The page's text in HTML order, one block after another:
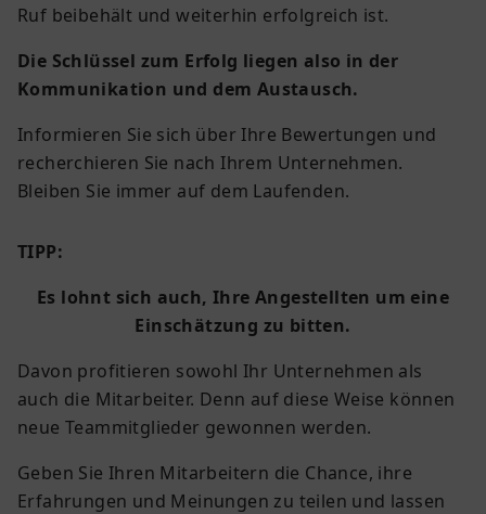
Ruf beibehält und weiterhin erfolgreich ist.
Die Schlüssel zum Erfolg liegen also in der
Kommunikation und dem Austausch.
Informieren Sie sich über Ihre Bewertungen und
recherchieren Sie nach Ihrem Unternehmen.
Bleiben Sie immer auf dem Laufenden.
TIPP:
Es lohnt sich auch, Ihre Angestellten um eine
Einschätzung zu bitten.
Davon profitieren sowohl Ihr Unternehmen als
auch die Mitarbeiter. Denn auf diese Weise können
neue Teammitglieder gewonnen werden.
Geben Sie Ihren Mitarbeitern die Chance, ihre
Erfahrungen und Meinungen zu teilen und lassen